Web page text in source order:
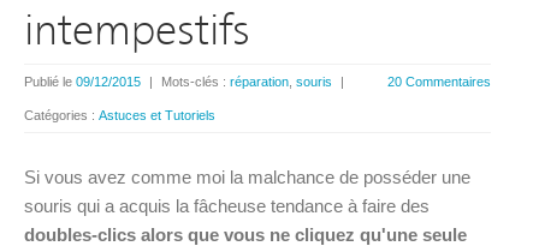
intempestifs
20 Commentaires
Publié le 09/12/2015 | Mots-clés : réparation souris |
Catégories : Astuces et Tutoriels
Si vous avez comme moi la malchance de posséder une
souris qui a acquis la fâcheuse tendance à faire des
doubles-clics alors que vous ne cliquez qu'une seule